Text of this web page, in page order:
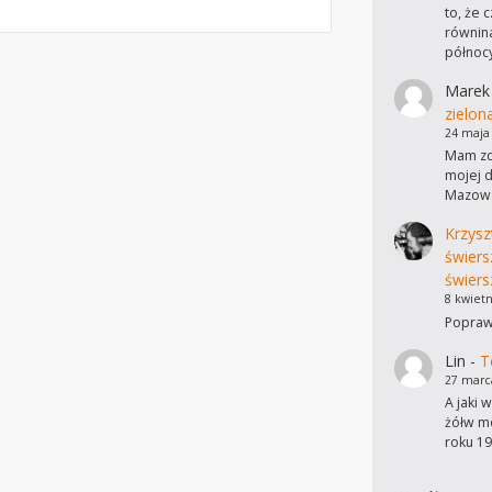
to, że
Marek
24 maja
Mam
mojej
8
Lin -
27
A jaki
żółw
roku